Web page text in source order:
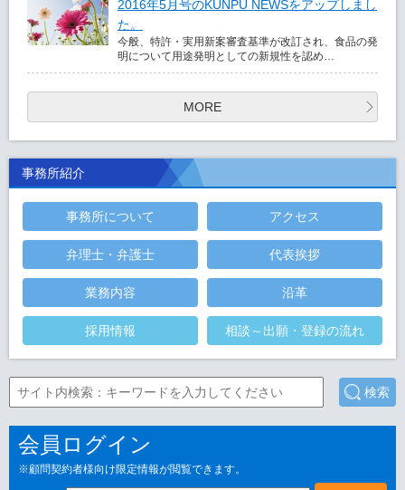
2016年5月号のKUNPU NEWSをアップしまし
た。
今般、特許・実用新案審査基準が改訂され、食品の発
明について用途発明としての新規性を認め…
MORE
事務所紹介
事務所について アクセス
弁理士・弁護士 代表挨拶
業務内容 沿革
採用情報 相談～出願・登録の流れ
会員ログイン
顧問契約者様向け限定情報が閲覧できます。